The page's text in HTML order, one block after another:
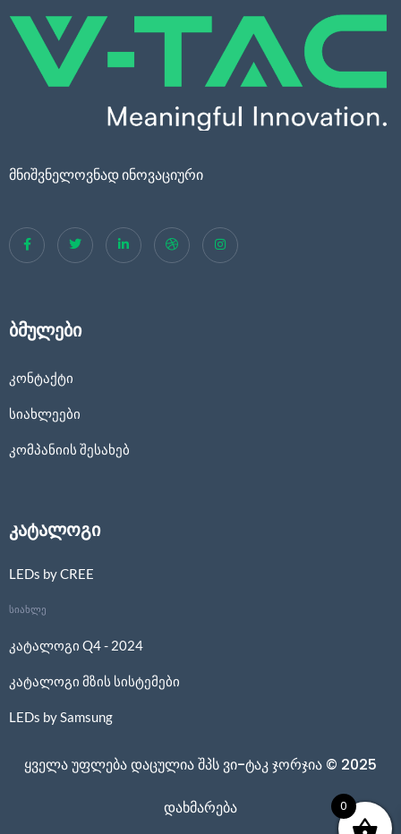
მნიშვნელოვნად ინოვაციური
ბმულები
კონტაქტი
სიახლეები
კომპანიის შესახებ
კატალოგი
LEDs by CREE
სიახლე
კატალოგი Q4 - 2024
კატალოგი მზის სისტემები
LEDs by Samsung
ყველა უფლება დაცულია შპს ვი-ტაკ ჯორჯია © 2025
დახმარება 0